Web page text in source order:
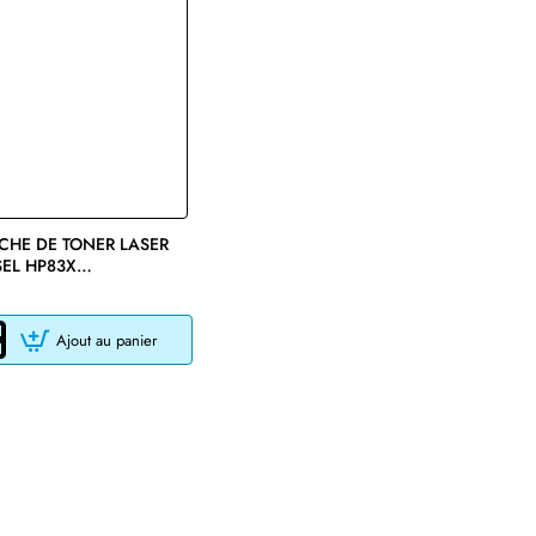
DE TONER LASER
HP83X
137
NOIR
Ajout au panier